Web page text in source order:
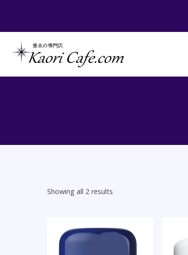
content
Showing all 2 results